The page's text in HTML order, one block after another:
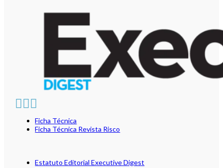
Ficha Técnica
Ficha Técnica Revista Risco
Estatuto Editorial Executive Digest